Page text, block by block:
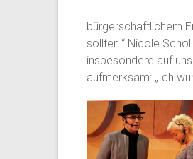
bürgerschaftlichem
sollten.“ Nicole
insbesondere auf
aufmerksam: „Ich